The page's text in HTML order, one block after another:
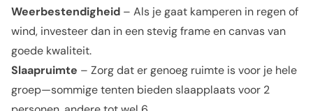
Weerbestendigheid – Als je gaat kamperen in regen of
wind, investeer dan in een stevig frame en canvas van
goede kwaliteit.
Slaapruimte – Zorg dat er genoeg ruimte is voor je hele
groep—sommige tenten bieden slaapplaats voor 2